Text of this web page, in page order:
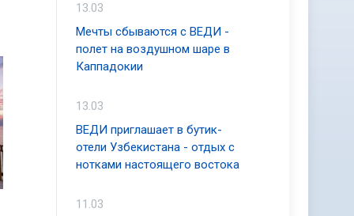
13.03
Мечты сбываются с ВЕДИ -
полет на воздушном шаре в
Каппадокии
13.03
ВЕДИ приглашает в бутик-
отели Узбекистана - отдых с
нотками настоящего востока
11.03